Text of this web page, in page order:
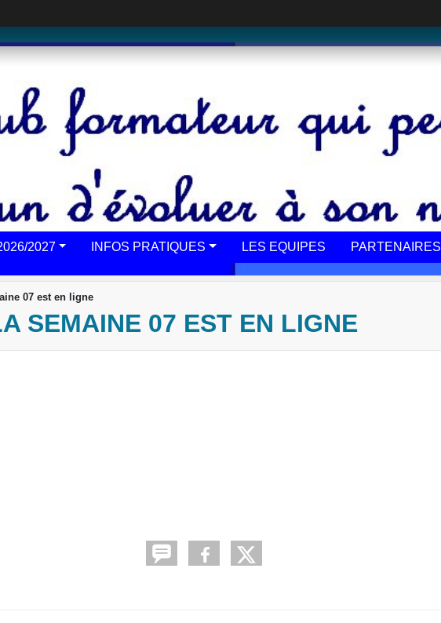
2027 INFOS PRATIQUES LES EQUIPES PARTENAIRES
07 est en ligne
SEMAINE 07 EST EN LIGNE